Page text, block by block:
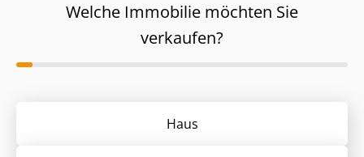
Welche Immobilie möchten Sie
verkaufen?
Haus